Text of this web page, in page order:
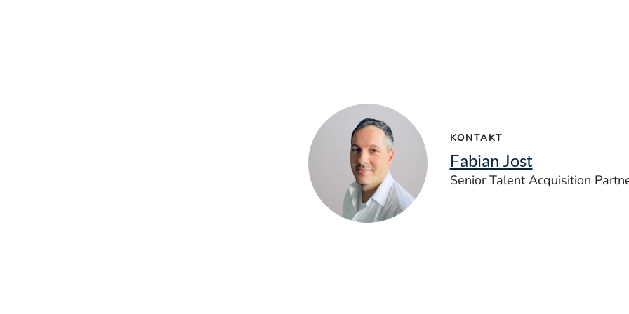
KONTAKT
Fabian Jost
Senior Talent Acquisition